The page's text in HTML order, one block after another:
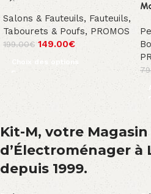
Salons & Fauteuils, Fauteuils,
Tabourets & Poufs, PROMOS
199.00€ 149.00€
Choix des options
Kit-M, votre
d’Électroménager à
depuis 1999.